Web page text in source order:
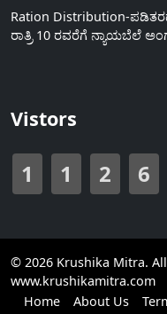
Ration Distribution-
ರಾತ್ರಿ 10 ರವರೆಗೆ ನ್ಯಾಯಬೆಲೆ
Vistors
1 1 2 6
© 2026 Krushika Mitra.
www.krushikamitra.com
Home
About Us